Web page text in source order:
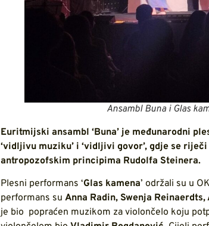
Ansambl Buna i Glas
Euritmijski ansambl ‘Buna’ je međunarodni
‘vidljivu muziku’ i ‘vidljivi govor’, gdje se
antropozofskim principima Rudolfa Steinera.
Plesni performans ‘Glas kamena’ održali su u
performans su Anna Radin, Swenja
je bio popraćen muzikom za violončelo koju